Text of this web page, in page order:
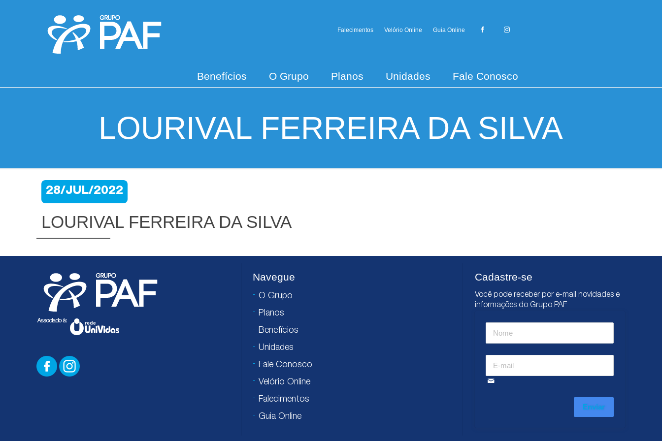
Falecimentos Velório Online Guia Online
Benefícios O Grupo Planos Unidades Fale Conosco
LOURIVAL FERREIRA DA SILVA
28/JUL/2022
LOURIVAL FERREIRA DA SILVA
Navegue
O Grupo
Planos
Benefícios
Unidades
Fale Conosco
Velório Online
Falecimentos
Guia Online
Cadastre-se
Você pode receber por e-mail novidades e
informações do Grupo PAF
Enviar